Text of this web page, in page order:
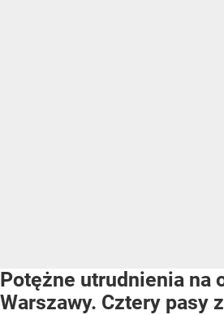
Potężne utrudnienia na
Warszawy. Cztery pasy